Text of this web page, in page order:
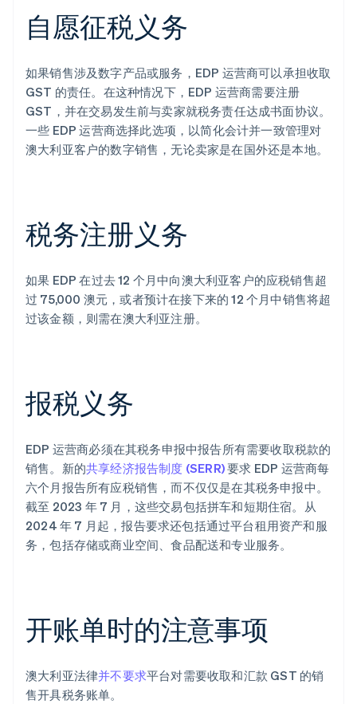
自愿征税义务
如果销售涉及数字产品或服务，EDP 运营商可以承担收取
GST 的责任。在这种情况下，EDP 运营商需要注册
GST，并在交易发生前与卖家就税务责任达成书面协议。
一些 EDP 运营商选择此选项，以简化会计并一致管理对
澳大利亚客户的数字销售，无论卖家是在国外还是本地。
税务注册义务
如果 EDP 在过去 12 个月中向澳大利亚客户的应税销售超
过 75,000 澳元，或者预计在接下来的 12 个月中销售将超
过该金额，则需在澳大利亚注册。
报税义务
EDP 运营商必须在其税务申报中报告所有需要收取税款的
销售。新的共享经济报告制度 (SERR)要求 EDP 运营商每
六个月报告所有应税销售，而不仅仅是在其税务申报中。
截至 2023 年 7 月，这些交易包括拼车和短期住宿。从
2024 年 7 月起，报告要求还包括通过平台租用资产和服
务，包括存储或商业空间、食品配送和专业服务。
开账单时的注意事项
澳大利亚法律并不要求平台对需要收取和汇款 GST 的销
售开具税务账单。